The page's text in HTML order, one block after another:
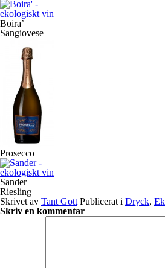
Boira’
Sangiovese
Prosecco
Sander
Riesling
Skrivet av Tant Gott Publicerat i Dryck,
Skriv en kommentar